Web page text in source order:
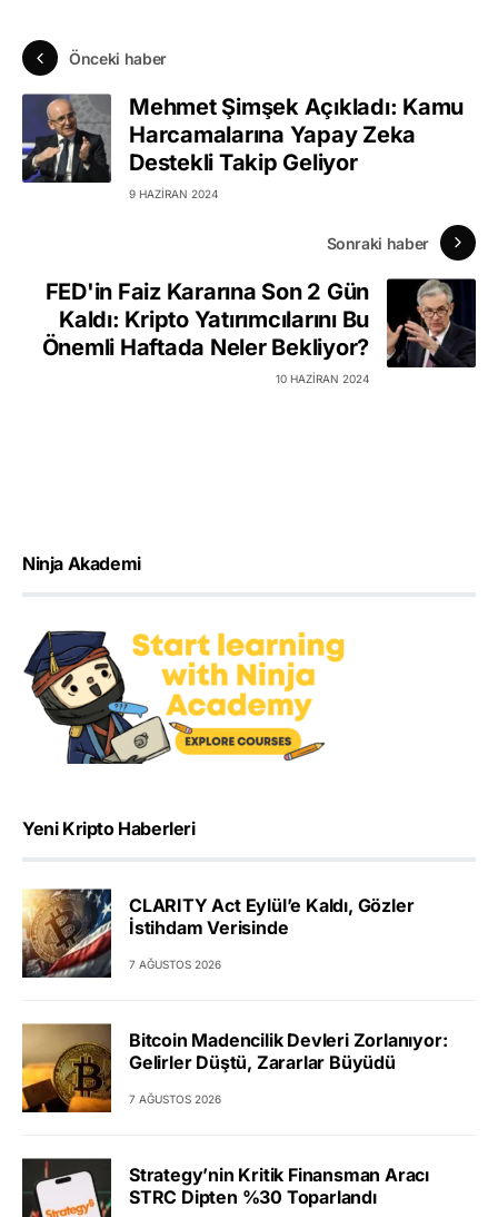
Önceki haber
Mehmet Şimşek Açıkladı: Kamu
Harcamalarına Yapay Zeka
Destekli Takip Geliyor
9 HAZIRAN 2024
Sonraki haber
FED'in Faiz Kararına Son 2 Gün
Kaldı: Kripto Yatırımcılarını Bu
Önemli Haftada Neler Bekliyor?
10 HAZIRAN 2024
Ninja Akademi
Yeni Kripto Haberleri
CLARITY Act Eylül’e Kaldı, Gözler
İstihdam Verisinde
7 AĞUSTOS 2026
Bitcoin Madencilik Devleri Zorlanıyor:
Gelirler Düştü, Zararlar Büyüdü
7 AĞUSTOS 2026
Strategy’nin Kritik Finansman Aracı
STRC Dipten %30 Toparlandı